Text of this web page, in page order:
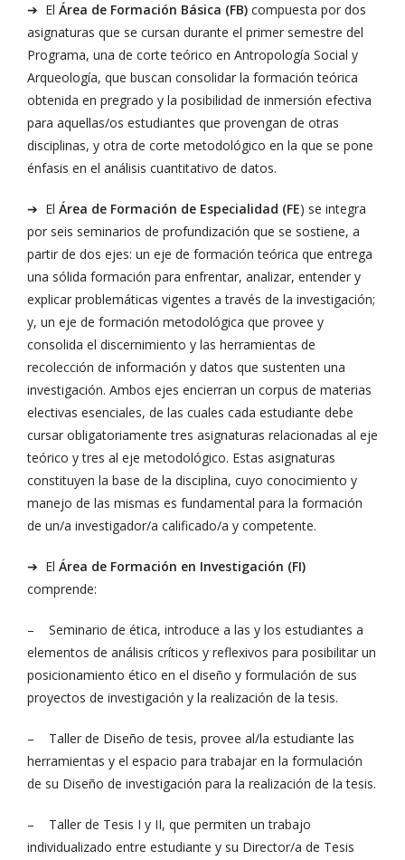
➔ El Área de Formación Básica (FB) compuesta por dos
asignaturas que se cursan durante el primer semestre del
Programa, una de corte teórico en Antropología Social y
Arqueología, que buscan consolidar la formación teórica
obtenida en pregrado y la posibilidad de inmersión efectiva
para aquellas/os estudiantes que provengan de otras
disciplinas, y otra de corte metodológico en la que se pone
énfasis en el análisis cuantitativo de datos.
➔ El Área de Formación de Especialidad (FE) se integra
por seis seminarios de profundización que se sostiene, a
partir de dos ejes: un eje de formación teórica que entrega
una sólida formación para enfrentar, analizar, entender y
explicar problemáticas vigentes a través de la investigación;
y, un eje de formación metodológica que provee y
consolida el discernimiento y las herramientas de
recolección de información y datos que sustenten una
investigación. Ambos ejes encierran un corpus de materias
electivas esenciales, de las cuales cada estudiante debe
cursar obligatoriamente tres asignaturas relacionadas al eje
teórico y tres al eje metodológico. Estas asignaturas
constituyen la base de la disciplina, cuyo conocimiento y
manejo de las mismas es fundamental para la formación
de un/a investigador/a calificado/a y competente.
➔ El Área de Formación en Investigación (FI)
comprende:
– Seminario de ética, introduce a las y los estudiantes a
elementos de análisis críticos y reflexivos para posibilitar un
posicionamiento ético en el diseño y formulación de sus
proyectos de investigación y la realización de la tesis.
– Taller de Diseño de tesis, provee al/la estudiante las
herramientas y el espacio para trabajar en la formulación
de su Diseño de investigación para la realización de la tesis.
– Taller de Tesis I y II, que permiten un trabajo
individualizado entre estudiante y su Director/a de Tesis